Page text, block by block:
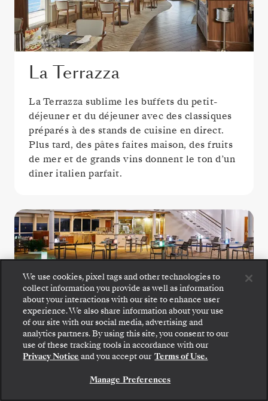
La Terrazza
La Terrazza sublime les buffets du petit-
déjeuner et du déjeuner avec des classiques
préparés à des stands de cuisine en direct.
Plus tard, des pâtes faites maison, des fruits
de mer et de grands vins donnent le ton d’un
dîner italien parfait.
The Grill
Installez-vous pour savourer des salades
steaks parfaitement saisis au Grill, un lieu
incontournable au bord de la piscine.
We use cookies, pixel tags and other technologies to
collect information you provide as well as information
about your interactions with our site to enhance user
experience. We also share information about your use
of our site with our social media, advertising and
analytics partners. By using this site, you consent to our
use of these tracking tools in accordance with our
Privacy Notice and you accept our Terms of Use.
Manage Preferences